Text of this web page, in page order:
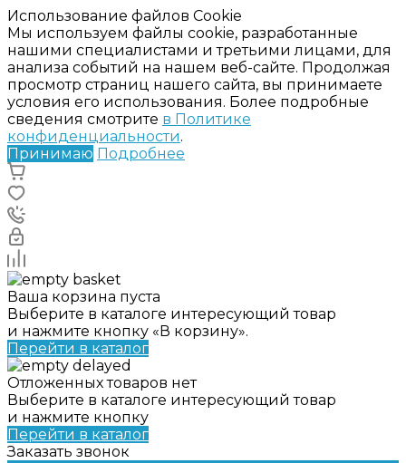
Использование файлов Cookie
Мы используем файлы cookie, разработанные
нашими специалистами и третьими лицами, для
анализа событий на нашем веб-сайте. Продолжая
просмотр страниц нашего сайта, вы принимаете
условия его использования. Более подробные
сведения смотрите в Политике
конфиденциальности.
Принимаю Подробнее
Ваша корзина пуста
Выберите в каталоге интересующий товар
и нажмите кнопку «В корзину».
Перейти в каталог
Отложенных товаров нет
Выберите в каталоге интересующий товар
и нажмите кнопку
Перейти в каталог
Заказать звонок